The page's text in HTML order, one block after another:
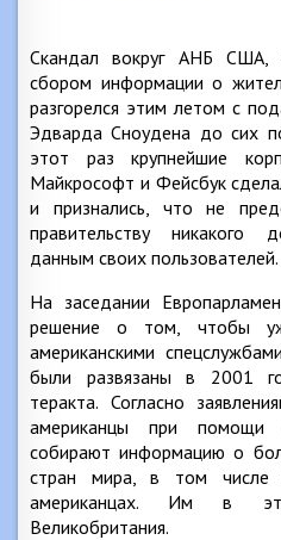
Скандал вокруг АНБ США,
сбором информации о
разгорелся этим летом с
Эдварда Сноудена до сих
этот раз крупнейшие
Майкрософт и Фейсбук
и признались, что не
правительству никакого
данным своих пользователей.
На заседании
решение о том, чтобы
американскими
были развязаны в 2001
теракта. Согласно
американцы при помощи
собирают информацию о
стран мира, в том
американцах. Им в
Великобритания.